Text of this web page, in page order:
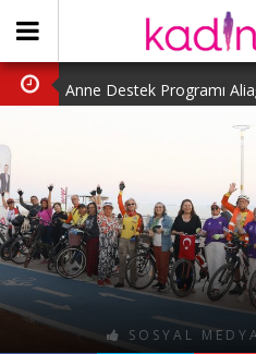
Anne Destek Programı
Türk Halk Oyunları
Kübra Kuş “Kadınlar
Çocuklara Özel
Kübra Engellilere Umut
SOSYAL